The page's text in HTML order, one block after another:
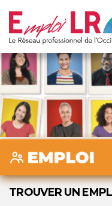
TROUVER UN